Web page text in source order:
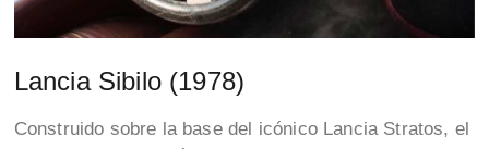
Lancia Sibilo (1978)
Construido sobre la base del icónico Lancia Stratos, el